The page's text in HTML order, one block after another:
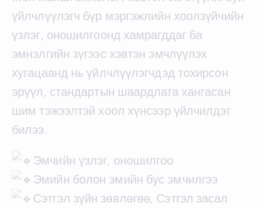
үйлчлүүлэгч бүр мэргэжлийн хоолзүйчийн
үзлэг, оношилгоонд хамрагддаг ба
эмнэлгийн зүгээс хэвтэн эмчлүүлэх
хугацаанд нь үйлчлүүлэгчдэд тохирсон
эрүүл, стандартын шаардлага хангасан
шим тэжээлтэй хоол хүнсээр үйлчилдэг
билээ.
Эмчийн үзлэг, оношилгоо
Эмийн болон эмийн бус эмчилгээ
Сэтгэл зүйн зөвлөгөө, Сэтгэл засал